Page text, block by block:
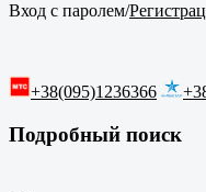
Вход с паролем/
+38(095)1236366
Подробный поиск